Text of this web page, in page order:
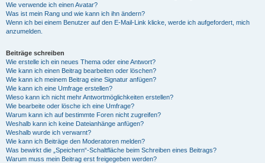
Wie verwende ich einen Avatar?
Was ist mein Rang und wie kann ich ihn ändern?
Wenn ich bei einem Benutzer auf den E-Mail-Link klicke, werde ich aufgefordert, mich
anzumelden.
Beiträge schreiben
Wie erstelle ich ein neues Thema oder eine Antwort?
Wie kann ich einen Beitrag bearbeiten oder löschen?
Wie kann ich meinem Beitrag eine Signatur anfügen?
Wie kann ich eine Umfrage erstellen?
Wieso kann ich nicht mehr Antwortmöglichkeiten erstellen?
Wie bearbeite oder lösche ich eine Umfrage?
Warum kann ich auf bestimmte Foren nicht zugreifen?
Weshalb kann ich keine Dateianhänge anfügen?
Weshalb wurde ich verwarnt?
Wie kann ich Beiträge den Moderatoren melden?
Was bewirkt die „Speichern“-Schaltfläche beim Schreiben eines Beitrags?
Warum muss mein Beitrag erst freigegeben werden?